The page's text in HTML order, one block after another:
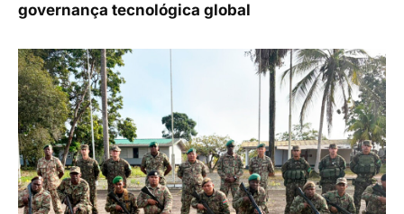
governança tecnológica global